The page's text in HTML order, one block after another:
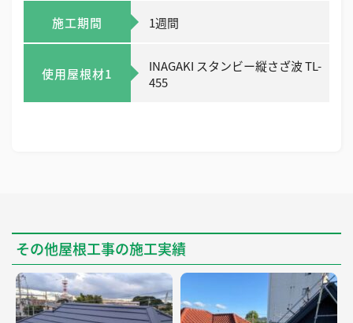
施工期間 1週間
使用屋根材1
INAGAKI スタンビー縦さざ波 TL-
455
その他屋根工事の施工実績